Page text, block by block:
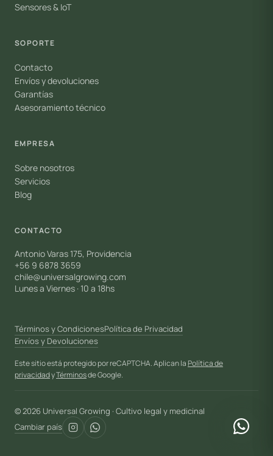
Sensores & IoT
SOPORTE
Contacto
Envíos y devoluciones
Garantías
Asesoramiento técnico
EMPRESA
Sobre nosotros
Servicios
Blog
CONTACTO
Antonio Varas 175, Providencia
+56 9 6878 3659
chile@universalgrowing.com
Lunes a Viernes · 10 a 18hs
Términos y CondicionesPolítica de Privacidad
Envíos y Devoluciones
Este sitio está protegido por reCAPTCHA. Aplican la Política de
privacidadyTérminosde Google.
© 2026 Universal Growing · Cultivo legal y medicinal
Cambiar país